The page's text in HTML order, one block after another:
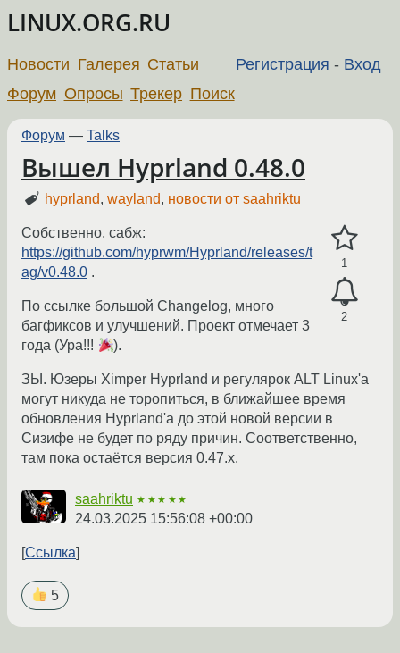
LINUX.ORG.RU
Регистрация - Вход
Новости Галерея Статьи
Форум Опросы Трекер Поиск
Форум — Talks
Вышел Hyprland 0.48.0
hyprland,wayland, новости от saahriktu
1
2
Собственно, сабж:
https://github.com/hyprwm/Hyprland/releases/t
ag/v0.48.0 .
По ссылке большой Changelog, много
багфиксов и улучшений. Проект отмечает 3
года (Ура!!!
).
ЗЫ. Юзеры Ximper Hyprland и регулярок ALT Linux'а
могут никуда не торопиться, в ближайшее время
обновления Hyprland'а до этой новой версии в
Сизифе не будет по ряду причин. Соответственно,
там пока остаётся версия 0.47.x.
saahriktu ★★★★★
24.03.2025 15:56:08 +00:00
Ссылка
5